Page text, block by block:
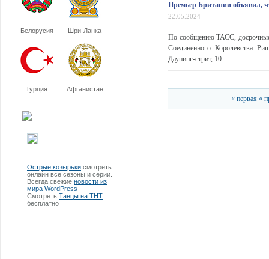
Белорусия Шри-Ланка
Турция Афганистан
Острые козырьки смотреть
онлайн все сезоны и серии.
Всегда свежие новости из
мира WordPress
Смотреть Танцы на ТНТ
бесплатно
Премьер Британии объявил,
22.05.2024
По сообщению ТАСС,
Соединенного Королевства
Даунинг-стрит, 10.
« первая «